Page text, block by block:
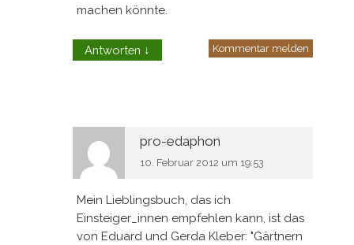
machen könnte.
Antworten ↓ Kommentar melden
pro-edaphon
10. Februar 2012 um 19:53
Mein Lieblingsbuch, das ich
Einsteiger_innen empfehlen kann, ist das
von Eduard und Gerda Kleber: "Gärtnern